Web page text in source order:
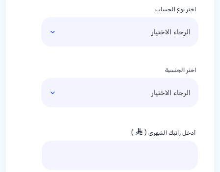
اختر نوع الحساب
اختر الجنسية
أدخل راتبك الشهري ( )